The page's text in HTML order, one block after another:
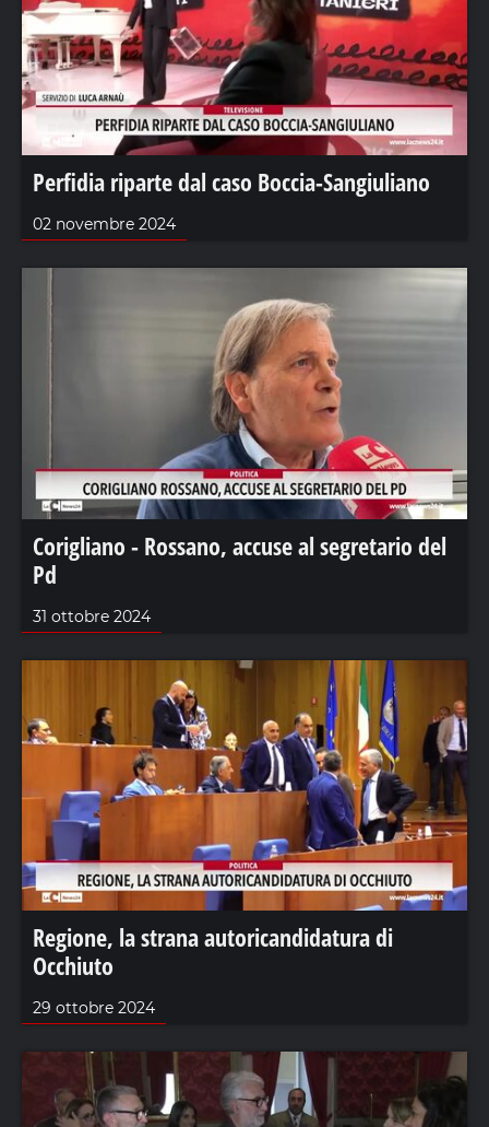
Perfidia riparte dal caso Boccia-Sangiuliano
02 novembre 2024
Corigliano - Rossano, accuse al segretario del
Pd
31 ottobre 2024
Regione, la strana autoricandidatura di
Occhiuto
29 ottobre 2024